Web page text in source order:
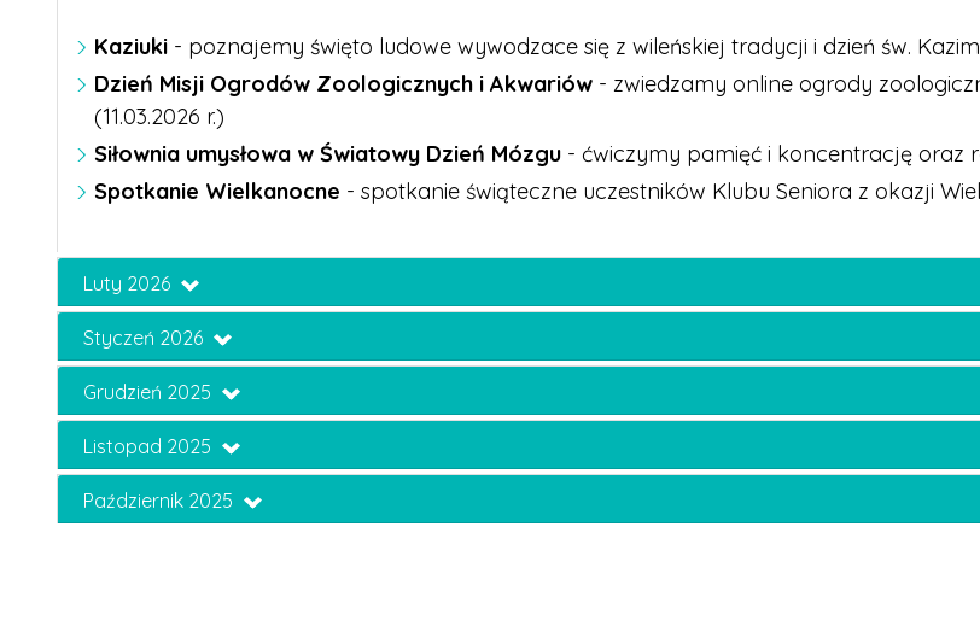
Kaziuki - poznajemy święto ludowe wywodzace się z wileńskiej tradycji i dzień św.
Dzień Misji Ogrodów Zoologicznych i Akwariów - zwiedzamy online ogrody
(11.03.2026 r.)
Siłownia umysłowa w Światowy Dzień Mózgu - ćwiczymy pamięć i koncentrację oraz
Spotkanie Wielkanocne - spotkanie świąteczne uczestników Klubu Seniora z okazji
Luty 2026
Styczeń 2026
Grudzień 2025
Listopad 2025
Październik 2025